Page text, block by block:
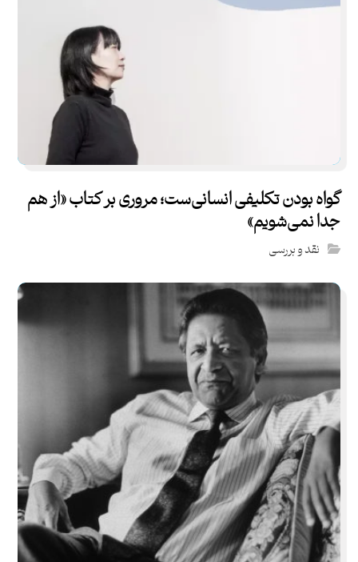
گواه بودن تکلیفی انسانی‌ست؛ مروری بر کتاب «از هم
جدا نمی‌شویم»
نقد و بررسی